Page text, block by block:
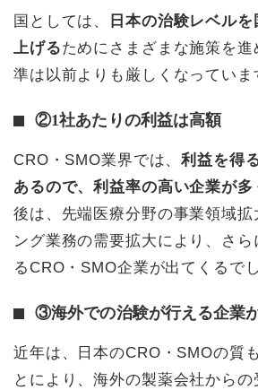
国としては、
日本の治験レベル
上げるためにさまざまな施策を
準は以前よりも厳しくなっていま
②1社あたりの利益は高額
CRO・SMO業界では、利益を得
あるので、利益率の高い企業が多
後は、先端医療分野の事業領域拡
ング業務の需要拡大により、さ
るCRO・SMO企業が出てくるでし
③海外での治験が行える企業
近年は、日本のCRO・SMOの質
とにより、海外の製薬会社から